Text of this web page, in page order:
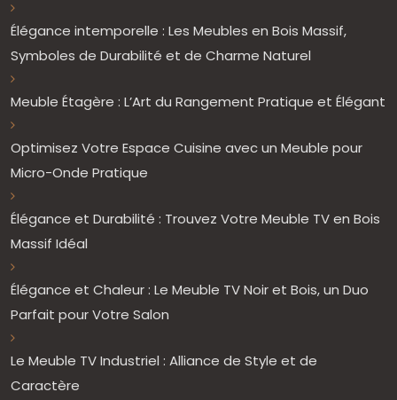
Élégance intemporelle : Les Meubles en Bois Massif,
Symboles de Durabilité et de Charme Naturel
Meuble Étagère : L’Art du Rangement Pratique et Élégant
Optimisez Votre Espace Cuisine avec un Meuble pour
Micro-Onde Pratique
Élégance et Durabilité : Trouvez Votre Meuble TV en Bois
Massif Idéal
Élégance et Chaleur : Le Meuble TV Noir et Bois, un Duo
Parfait pour Votre Salon
Le Meuble TV Industriel : Alliance de Style et de
Caractère